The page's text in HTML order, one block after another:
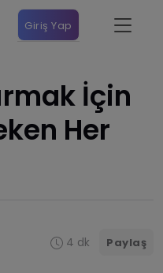
Giriş Yap
İçin
Her
4 dk Paylaş